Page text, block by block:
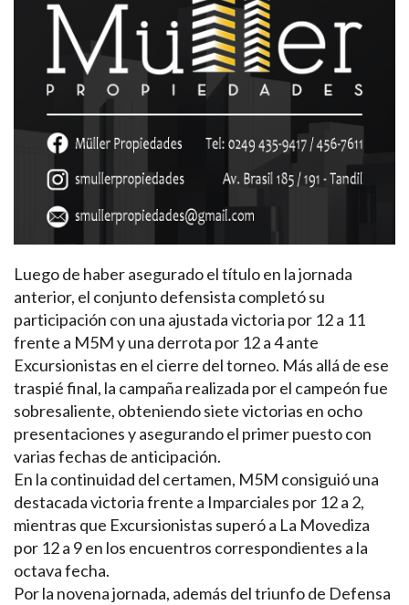
Luego de haber asegurado el título en la jornada
anterior, el conjunto defensista completó su
participación con una ajustada victoria por 12 a 11
frente a M5M y una derrota por 12 a 4 ante
Excursionistas en el cierre del torneo. Más allá de ese
traspié final, la campaña realizada por el campeón fue
sobresaliente, obteniendo siete victorias en ocho
presentaciones y asegurando el primer puesto con
varias fechas de anticipación.
En la continuidad del certamen, M5M consiguió una
destacada victoria frente a Imparciales por 12 a 2,
mientras que Excursionistas superó a La Movediza
por 12 a 9 en los encuentros correspondientes a la
octava fecha.
Por la novena jornada, además del triunfo de Defensa